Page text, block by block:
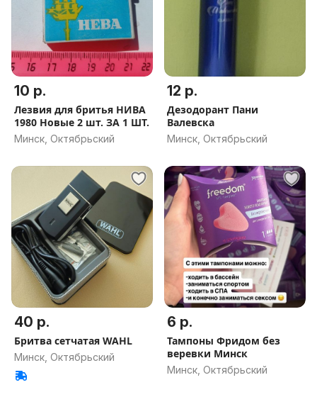
10 р.
Лезвия для бритья НИВА
1980 Новые 2 шт. ЗА 1 ШТ.
Минск, Октябрьский
12 р.
Дезодорант Пани
Валевска
Минск, Октябрьский
40 р.
Бритва сетчатая WAHL
Минск, Октябрьский
6 р.
Тампоны Фридом без
веревки Минск
Минск, Октябрьский